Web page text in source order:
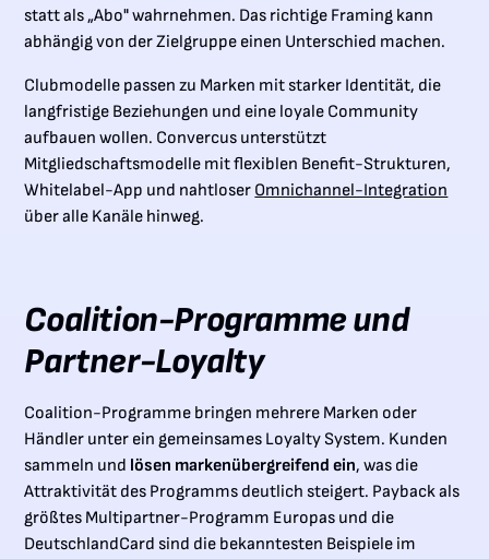
statt als „Abo" wahrnehmen. Das richtige Framing kann
abhängig von der Zielgruppe einen Unterschied machen.
Clubmodelle passen zu Marken mit starker Identität, die
langfristige Beziehungen und eine loyale Community
aufbauen wollen. Convercus unterstützt
Mitgliedschaftsmodelle mit flexiblen Benefit-Strukturen,
Whitelabel-App und nahtloser Omnichannel-Integration
über alle Kanäle hinweg.
Coalition-Programme und
Partner-Loyalty
Coalition-Programme bringen mehrere Marken oder
Händler unter ein gemeinsames Loyalty System. Kunden
sammeln und lösen markenübergreifend ein, was die
Attraktivität des Programms deutlich steigert. Payback als
größtes Multipartner-Programm Europas und die
DeutschlandCard sind die bekanntesten Beispiele im